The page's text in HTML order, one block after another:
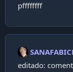
pffffffff
editado: